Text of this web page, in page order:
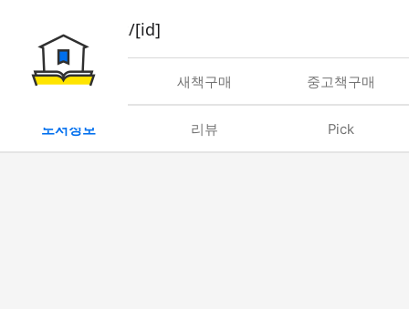
book/rent/[id]
대여 새책구매 중고책구매
도서정보 리뷰 Pick